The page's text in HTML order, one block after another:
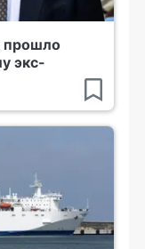
прошло
экс-